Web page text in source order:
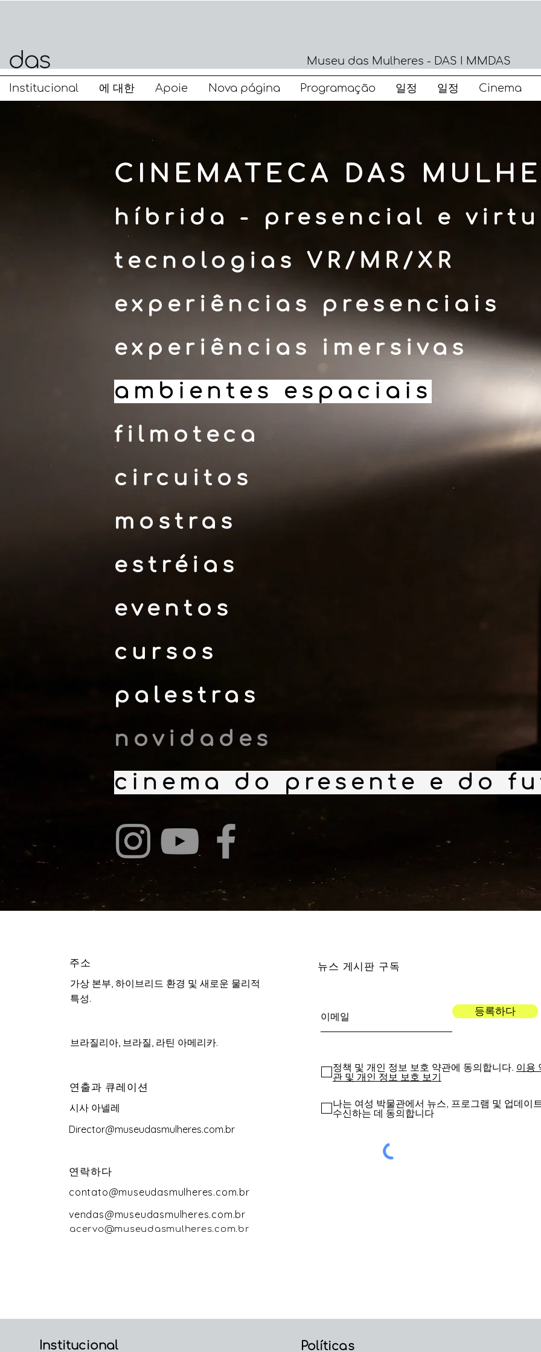
Museu das Mulheres - DAS I MMDAS
Institucional 에 대한 Apoie Nova página Programação 일정 일정 Cinema
CINEMATECA DAS
híbrida - presencial e
tecnologias VR/MR/XR
experiências presenciais
experiências imersivas
ambientes espaciais
filmoteca
circuitos
mostras
estréias
eventos
cursos
palestras
novidades
cinema do presente e do
주소
가상 본부, 하이브리드 환경 및 새로운 물리적
특성.
브라질리아, 브라질, 라틴 아메리카.
연출과 큐레이션
시사 아넬레
Director@museudasmulheres.com.br
연락하다
contato@museudasmulheres.com.br
vendas@museudasmulheres.com.br
acervo@museudasmulheres.com.br
뉴스 게시판 구독
등록하다
정책 및 개인 정보 보호 약관에 동의합니다. 이용
관 및 개인 정보 보호 보기
나는 여성 박물관에서 뉴스, 프로그램 및 업데이
수신하는 데 동의합니다
Institucional Políticas